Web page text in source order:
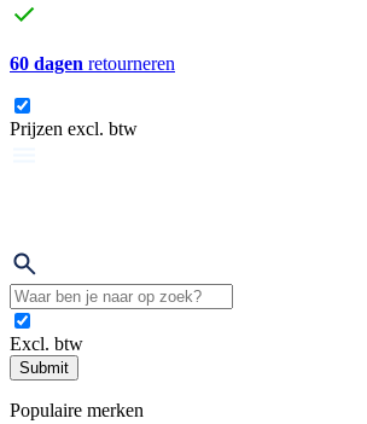
60 dagen retourneren
Prijzen excl. btw
Excl. btw
Submit
Populaire merken